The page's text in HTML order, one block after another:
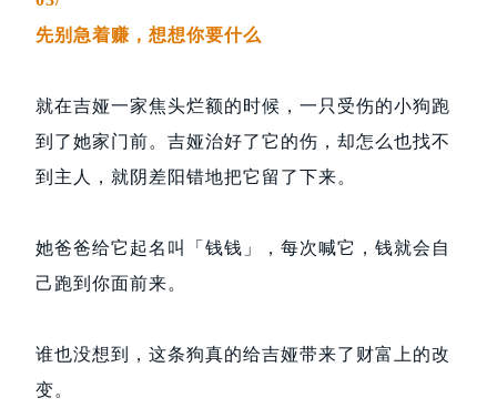
先别急着赚，想想你要什么
就在吉娅一家焦头烂额的时候，一只受伤的小狗跑
到了她家门前。吉娅治好了它的伤，却怎么也找不
到主人，就阴差阳错地把它留了下来。
她爸爸给它起名叫「钱钱」，每次喊它，钱就会自
己跑到你面前来。
谁也没想到，这条狗真的给吉娅带来了财富上的改
变。